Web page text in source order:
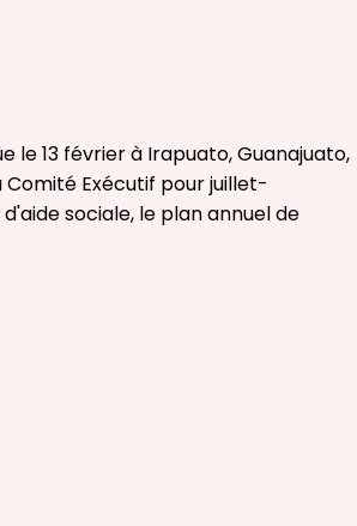
le 13 février à Irapuato, Guanajuato,
Exécutif pour juillet-
sociale, le plan annuel de